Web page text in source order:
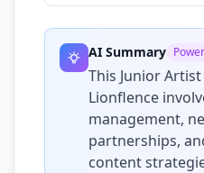
AI Summary
This Junior
Lionflence
management,
partnerships,
content